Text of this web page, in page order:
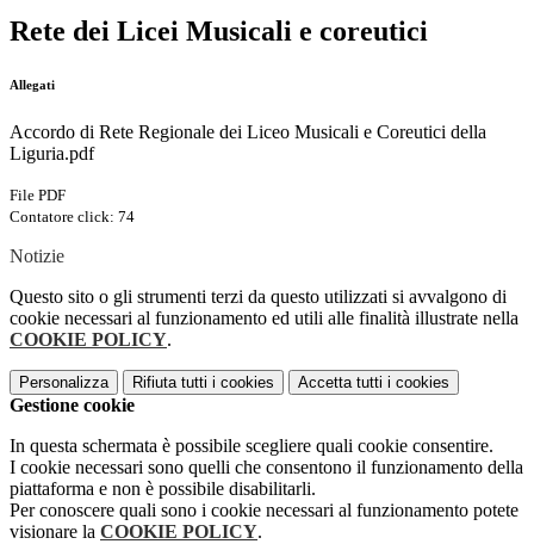
Rete dei Licei Musicali e coreutici
Allegati
Accordo di Rete Regionale dei Liceo Musicali e Coreutici della
Liguria.pdf
File PDF
Contatore click: 74
Notizie
Questo sito o gli strumenti terzi da questo utilizzati si avvalgono di
cookie necessari al funzionamento ed utili alle finalità illustrate nella
COOKIE POLICY.
Personalizza Rifiuta tutti i cookies Accetta tutti i cookies
Gestione cookie
In questa schermata è possibile scegliere quali cookie consentire.
I cookie necessari sono quelli che consentono il funzionamento della
piattaforma e non è possibile disabilitarli.
Per conoscere quali sono i cookie necessari al funzionamento potete
visionare la COOKIE POLICY.